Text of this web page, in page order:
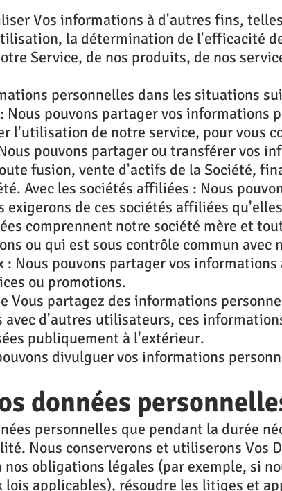
Vos informations à d'autres fins,
la détermination de l'efficacité
Service, de nos produits, de nos
personnelles dans les situations
Nous pouvons partager vos informations
l'utilisation de notre service, pour vous
pouvons partager ou transférer vos
fusion, vente d'actifs de la Société,
Avec les sociétés affiliées : Nous
exigerons de ces sociétés affiliées
comprennent notre société mère et
ou qui est sous contrôle commun avec
: Nous pouvons partager vos
ou promotions.
Vous partagez des informations
avec d'autres utilisateurs, ces
publiquement à l'extérieur.
divulguer vos informations
données
personnelles que pendant la durée
Nous conserverons et utiliserons Vos
obligations légales (par exemple, si
lois applicables), résoudre les litiges et